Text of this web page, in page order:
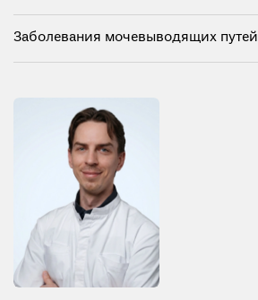
Заболевания мочевыводящих путей